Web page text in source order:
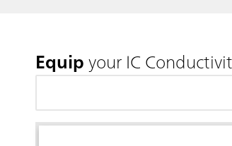
Equipyour IC